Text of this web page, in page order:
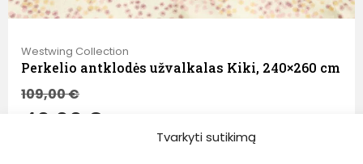
Tvarkyti sutikimą
Westwing Collection
Perkelio antklodės užvalkalas Kiki, 240×260 cm
109,00€
40,00 €